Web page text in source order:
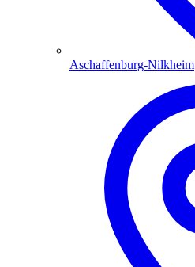
Aschaffenburg-Nilkheim